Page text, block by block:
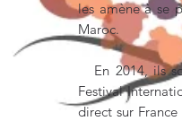
les amène à se
Maroc.
En 2014, ils
Festival
direct sur